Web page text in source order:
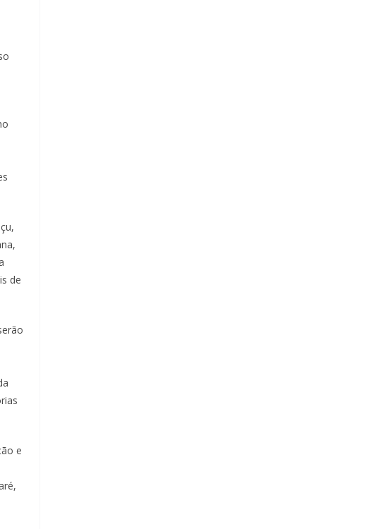
de
e